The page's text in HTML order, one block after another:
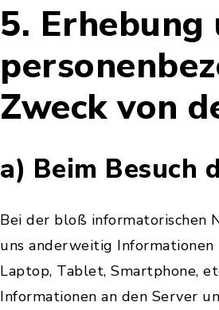
5. Erhebung
Zweck von
a) Beim Besuch
Bei der bloß informatorischen
uns anderweitig
Laptop, Tablet, Smartphone,
Informationen an den Server